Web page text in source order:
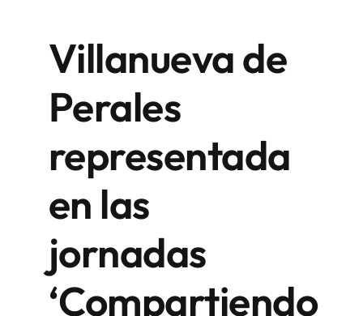
Villanueva de
Perales
representada
en las
jornadas
‘Compartiendo